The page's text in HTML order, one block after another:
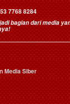
7768 8284
bagian dari media
Media Siber